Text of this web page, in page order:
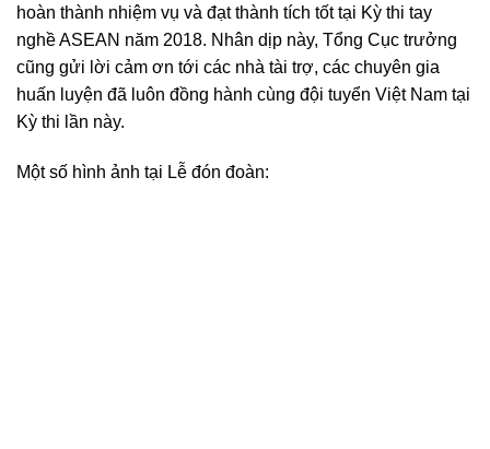
hoàn thành nhiệm vụ và đạt thành tích tốt tại Kỳ thi tay
nghề ASEAN năm 2018. Nhân dịp này, Tổng Cục trưởng
cũng gửi lời cảm ơn tới các nhà tài trợ, các chuyên gia
huấn luyện đã luôn đồng hành cùng đội tuyển Việt Nam tại
Kỳ thi lần này.
Một số hình ảnh tại Lễ đón đoàn: